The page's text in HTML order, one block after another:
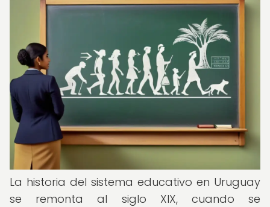
La historia del sistema educativo en Uruguay
se remonta al siglo XIX, cuando se